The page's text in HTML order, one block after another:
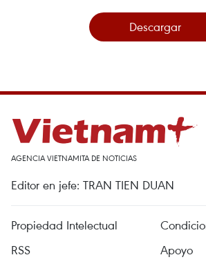
Descargar
AGENCIA VIETNAMITA DE NOTICIAS
Editor en jefe: TRAN TIEN DUAN
Propiedad Intelectual
RSS
Apoyo